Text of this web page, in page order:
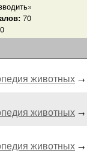
70
животных →
животных →
животных →